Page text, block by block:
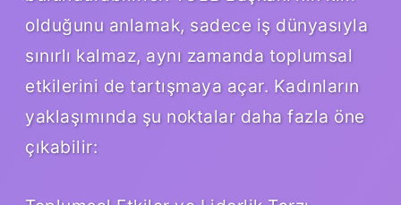
olduğunu anlamak, sadece iş dünyasıyla
sınırlı kalmaz, aynı zamanda toplumsal
etkilerini de tartışmaya açar. Kadınların
yaklaşımında şu noktalar daha fazla öne
çıkabilir: